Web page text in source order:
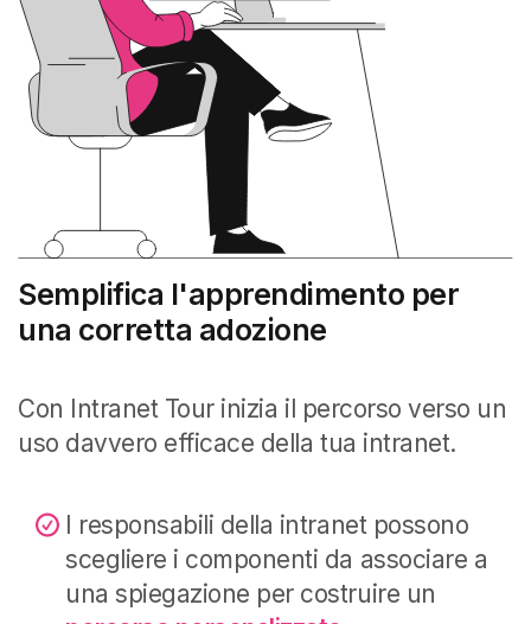
Semplifica l'apprendimento per
una corretta adozione
Con Intranet Tour inizia il percorso verso un
uso davvero efficace della tua intranet.
I responsabili della intranet possono
scegliere i componenti da associare a
una spiegazione per costruire un